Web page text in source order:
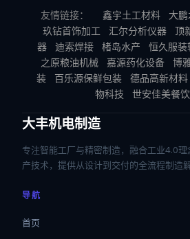
友情链接： 鑫宇土工材料 大
玖钻首饰加工
汇尔分析仪器 顶
器
迪索焊接 楮岛水产 恒久服装
之原粮油机械
嘉源药化设备 博
装
百乐源保鲜包装 德品高新材料
物科技
世安佳美餐
大丰机电制造
专注智能工厂与精密制造，融合工业4.0理
产技术，提供从设计到交付的全流程制造
导航
首页